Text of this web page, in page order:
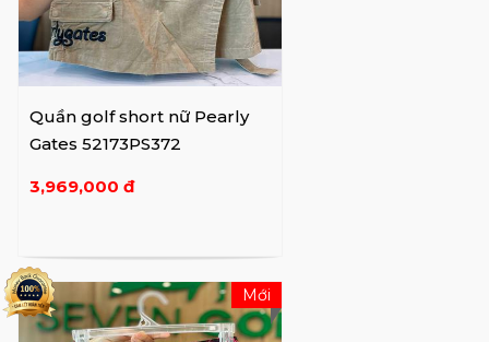
Quần golf short nữ Pearly
Gates 52173PS372
3,969,000 đ
Mới